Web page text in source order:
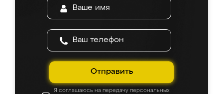
Отправить
Я соглашаюсь на передачу персональных